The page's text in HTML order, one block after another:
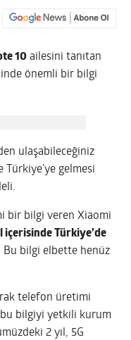
10 ailesini tanıtan
önemli bir bilgi
ulaşabileceğiniz
gelmesi
bir bilgi veren Xiaomi
içerisinde Türkiye’de
Bu bilgi elbette henüz
telefon üretimi
bilgiyi yetkili kurum
2 yıl, 5G